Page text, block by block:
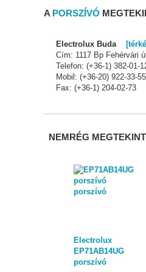
A PORSZÍVÓ
Electrolux Buda
Cím: 1117 Bp Fehérvári
Telefon: (+36-1) 382-01-
Mobil: (+36-20) 922-33-55
Fax: (+36-1) 204-02-73
NEMRÉG
Electrolux
EP71AB14UG
porszívó